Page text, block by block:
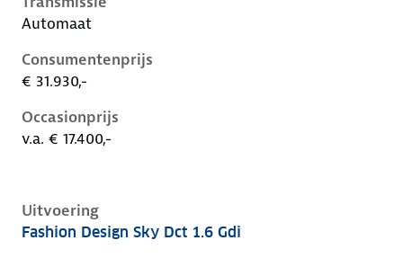
Automaat
Consumentenprijs
€ 31.930,-
Occasionprijs
v.a. € 17.400,-
Uitvoering
Hyundai Kona i, 1.6 gdi, 104 kW, Hybride (Benzine),
Fashion Design Sky Dct 1.6 Gdi